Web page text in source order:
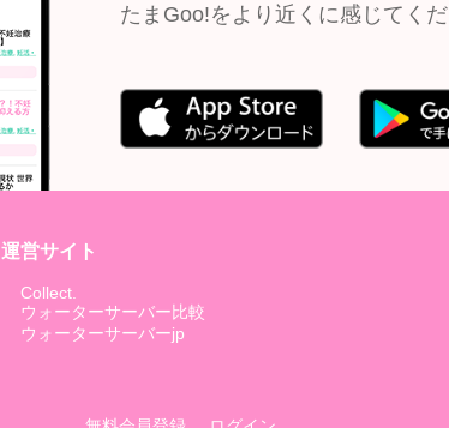
たまGoo!をより近くに感じてく
運営サイト
Collect.
ウォーターサーバー比較
ウォーターサーバーjp